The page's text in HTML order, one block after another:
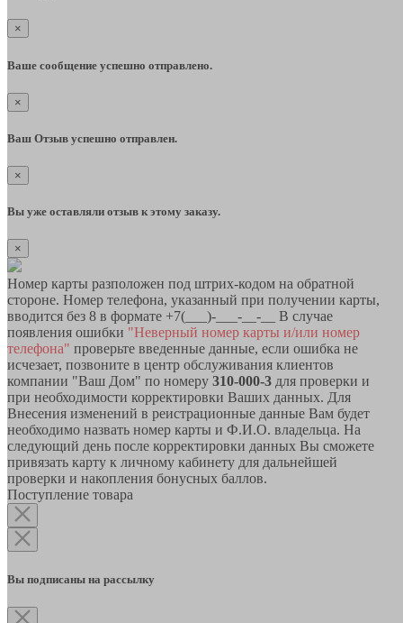
×
Ваше сообщение успешно отправлено.
×
Ваш Отзыв успешно отправлен.
×
Вы уже оставляли отзыв к этому заказу.
×
Номер карты разположен под штрих-кодом на обратной
стороне. Номер телефона, указанный при получении карты,
вводится без 8 в формате +7(___)-___-__-__ В случае
появления ошибки "Неверный номер карты и/или номер
телефона" проверьте введенные данные, если ошибка не
исчезает, позвоните в центр обслуживания клиентов
компании "Ваш Дом" по номеру 310-000-3 для проверки и
при необходимости корректировки Ваших данных. Для
Внесения изменений в реистрационные данные Вам будет
необходимо назвать номер карты и Ф.И.О. владельца. На
следующий день после корректировки данных Вы сможете
привязать карту к личному кабинету для дальнейшей
проверки и накопления бонусных баллов.
Поступление товара
Вы подписаны на рассылку